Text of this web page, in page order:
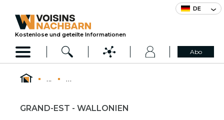
DE
Kostenlose und geteilte Informationen
Abo
... ...
GRAND-EST - WALLONIEN